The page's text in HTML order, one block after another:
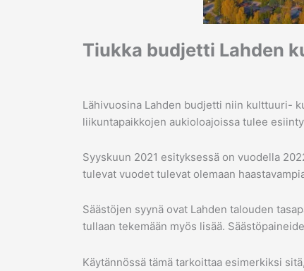
Tiukka budjetti Lahden
Lähivuosina Lahden budjetti niin kulttuuri-
liikuntapaikkojen aukioloajoissa tulee
Syyskuun 2021 esityksessä on vuodella
tulevat vuodet tulevat olemaan
Säästöjen syynä ovat Lahden talouden
tullaan tekemään myös lisää.
Käytännössä tämä tarkoittaa esimerkiksi